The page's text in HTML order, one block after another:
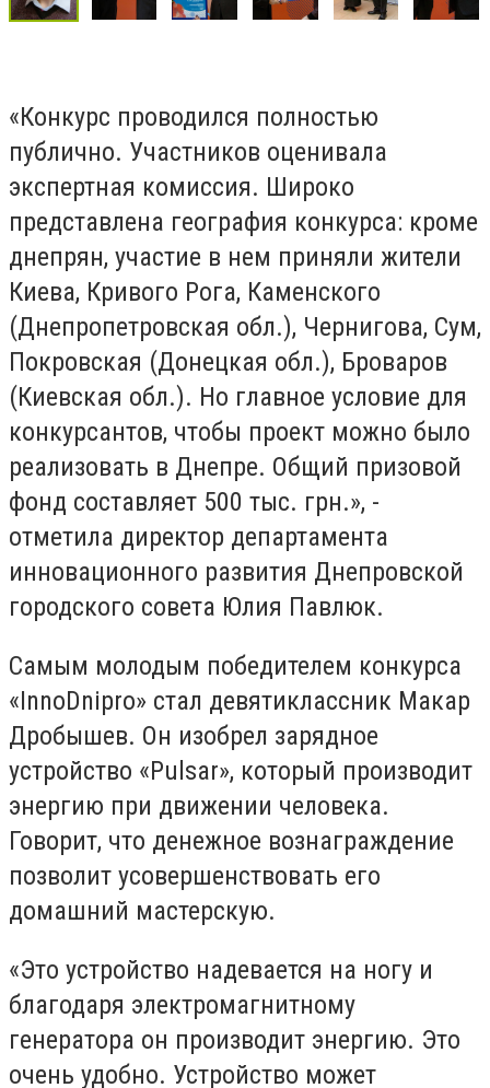
«Конкурс проводился полностью
публично. Участников оценивала
экспертная комиссия. Широко
представлена ​​география конкурса: кроме
днепрян, участие в нем приняли жители
Киева, Кривого Рога, Каменского
(Днепропетровская обл.), Чернигова, Сум,
Покровская (Донецкая обл.), Броваров
(Киевская обл.). Но главное условие для
конкурсантов, чтобы проект можно было
реализовать в Днепре. Общий призовой
фонд составляет 500 тыс. грн.», -
отметила директор департамента
инновационного развития Днепровской
городского совета Юлия Павлюк.
Самым молодым победителем конкурса
«InnoDnipro» стал девятиклассник Макар
Дробышев. Он изобрел зарядное
устройство «Pulsar», который производит
энергию при движении человека.
Говорит, что денежное вознаграждение
позволит усовершенствовать его
домашний мастерскую.
«Это устройство надевается на ногу и
благодаря электромагнитному
генератора он производит энергию. Это
очень удобно. Устройство может